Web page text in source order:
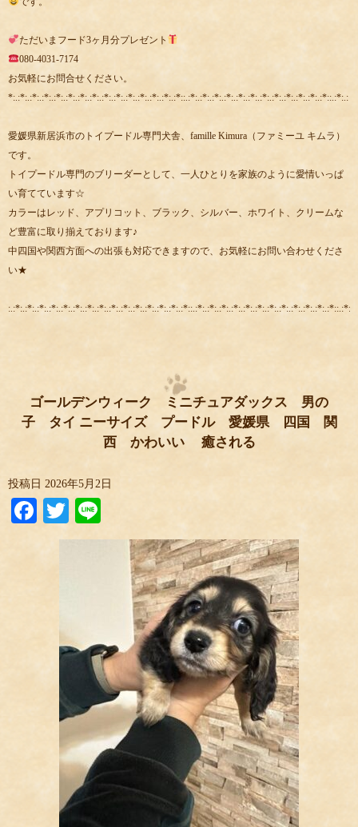
ただいまフード3ヶ月分プレゼント
080-4031-7174
お気軽にお問合せください。
*:.:*:.:*:.:*:.:*:.:*:.:*:.:*:.:*:.:*:.:*:.:*:.:*:.:*:.:*::.:*:.:*:.:*:.:*:.:*:.:*:.:*:.:*:.:*:.:*:.:*:.:*::.:*:.:
愛媛県新居浜市のトイプードル専門犬舎、famille Kimura（ファミーユ キムラ）
です。
トイプードル専門のブリーダーとして、一人ひとりを家族のように愛情いっぱ
い育てています☆
カラーはレッド、アプリコット、ブラック、シルバー、ホワイト、クリームな
ど豊富に取り揃えております♪
中四国や関西方面への出張も対応できますので、お気軽にお問い合わせくださ
い★
:.:*:.:*:.:*:.:*:.:*:.:*:.:*:.:*:.:*:.:*:.:*:.:*:.:*:.:*:.:*::.:*:.:*:.:*:.:*:.:*:.:*:.:*:.:*:.:*:.:*:.:*:.:*::.:*:.:
ゴールデンウィーク ミニチュアダックス 男の
子 タイ ニーサイズ プードル 愛媛県 四国 関
西 かわいい 癒される
投稿日 2026年5月2日
Facebook
Twitter